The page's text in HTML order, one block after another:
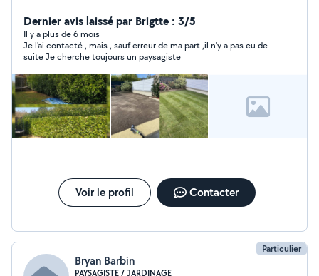
Dernier avis laissé par Brigtte : 3/5
Il y a plus de 6 mois
Je l'ai contacté , mais , sauf erreur de ma part ,il n'y a pas eu de
suite Je cherche toujours un paysagiste
Voir le profil Contacter
Particulier
Bryan Barbin
PAYSAGISTE / JARDINAGE